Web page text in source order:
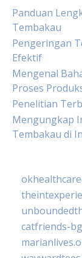
Panduan
Tembakau
Pengeringan
Efektif
Mengenal
Proses
Penelitian
Mengungkap
Tembakau di
catfriends-